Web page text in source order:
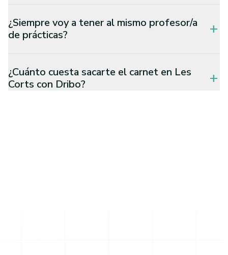
¿Siempre voy a tener al mismo profesor/a
de prácticas?
add
¿Cuánto cuesta sacarte el carnet en Les
Corts con Dribo?
add